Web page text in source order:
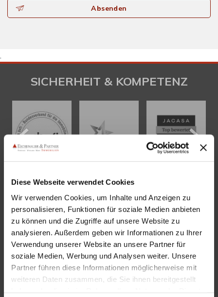
Diese Webseite verwendet Cookies
Wir verwenden Cookies, um Inhalte und Anzeigen zu
personalisieren, Funktionen für soziale Medien anbieten
zu können und die Zugriffe auf unsere Website zu
analysieren. Außerdem geben wir Informationen zu Ihrer
Verwendung unserer Website an unsere Partner für
soziale Medien, Werbung und Analysen weiter. Unsere
Partner führen diese Informationen möglicherweise mit
weiteren Daten zusammen, die Sie ihnen bereitgestellt
Absenden
.
SICHERHEIT & KOMPETENZ
KONTAKT
Eschenauer & Partner Immobilien
Immobilienmakler HEIDELBERG
Immobilien Heidelberg
Akademiestraße 1, 69117 Heidelberg
Tel.:06221 - 67 26 077
Mail:info@eschenauer-partner.de